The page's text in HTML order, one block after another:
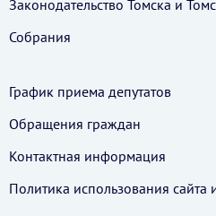
Законодательство Томска и
Собрания
График приема депутатов
Обращения граждан
Контактная информация
Политика использования cайта